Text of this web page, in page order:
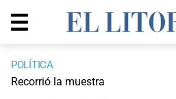
POLÍTICA
Recorrió la muestra